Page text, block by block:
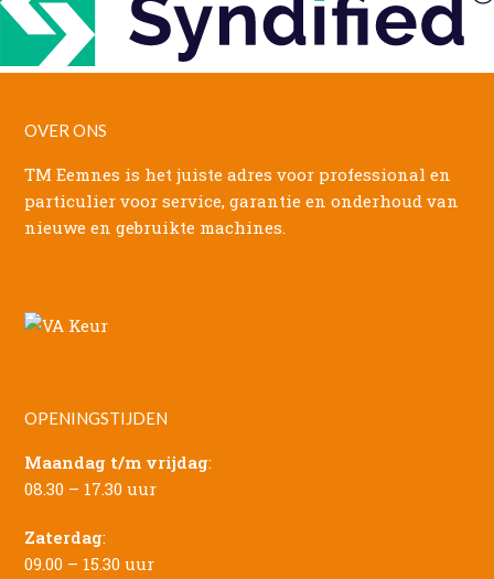
OVER ONS
TM Eemnes is het juiste adres voor professional en
particulier voor service, garantie en onderhoud van
nieuwe en gebruikte machines.
OPENINGSTIJDEN
Maandag t/m vrijdag:
08.30 – 17.30 uur
Zaterdag:
09.00 – 15.30 uur